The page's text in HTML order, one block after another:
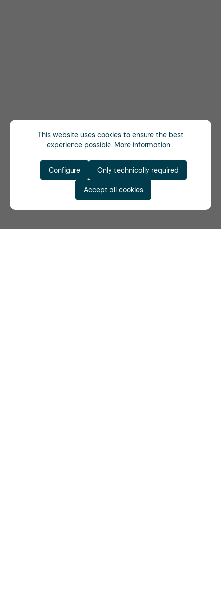
This website uses cookies to ensure the best
experience possible. More information...
Only technically required
Configure
Accept all cookies